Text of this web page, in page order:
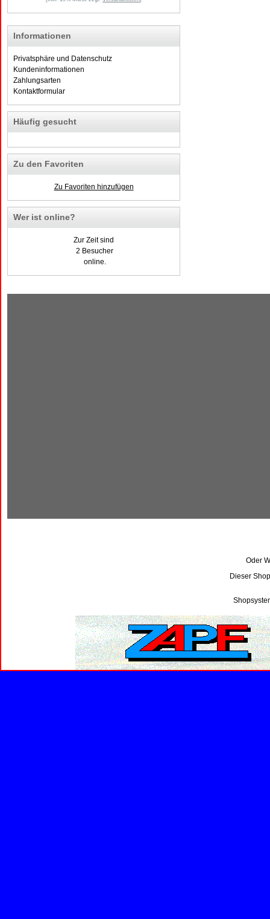
Informationen
Privatsphäre und Datenschutz
Kundeninformationen
Zahlungsarten
Kontaktformular
Häufig gesucht
Zu den Favoriten
Zu Favoriten hinzufügen
Wer ist online?
Zur Zeit sind
2 Besucher
online.
Oder
Dieser